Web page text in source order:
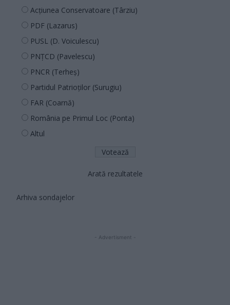
Acțiunea Conservatoare (Târziu)
PDF (Lazarus)
PUSL (D. Voiculescu)
PNȚCD (Pavelescu)
PNCR (Terheș)
Partidul Patrioților (Surugiu)
FAR (Coarnă)
România pe Primul Loc (Ponta)
Altul
Arată rezultatele
Arhiva sondajelor
- Advertisment -